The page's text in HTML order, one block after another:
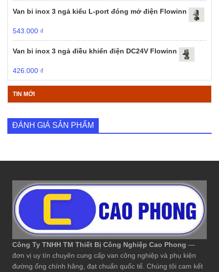
Van bi inox 3 ngả kiểu L-port đóng mở điện Flowinn
543.000 ₫
Van bi inox 3 ngả điều khiển điện DC24V Flowinn
426.000 ₫
TIN MỚI
ĐÁNH GIÁ SẢN PHẨM
Công Ty TNHH TM Thiết Bị Công Nghiệp Cao Phong —
đơn vị uy tín chuyên cung cấp van công nghiệp và phụ kiện
đường ống chính hãng, đạt chuẩn quốc tế. Chúng tôi cam kết